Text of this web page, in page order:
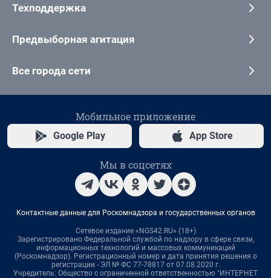
Техподдержка
Предвыборная агитация
Все города сети
Мобильное приложение
Google Play App Store
Мы в соцсетях
Контактные данные для Роскомнадзора и государственных органов
Сетевое издание «NGS42.RU» (18+)
Зарегистрировано Федеральной службой по надзору в сфере связи,
информационных технологий и массовых коммуникаций
(Роскомнадзор). Регистрационный номер и дата принятия решения о
регистрации - ЭЛ № ФС 77-78817 от 07.08.2020 г.
Учредитель: Общество с ограниченной ответственностью "ИНТЕРНЕТ